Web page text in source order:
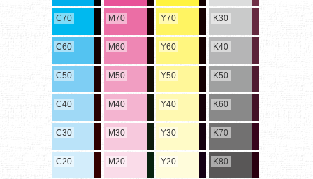
C70
C60
C50
C40
C30
C20
M70
M60
M50
M40
M30
M20
Y70
Y60
Y50
Y40
Y30
Y20
K30
K40
K50
K60
K70
K80